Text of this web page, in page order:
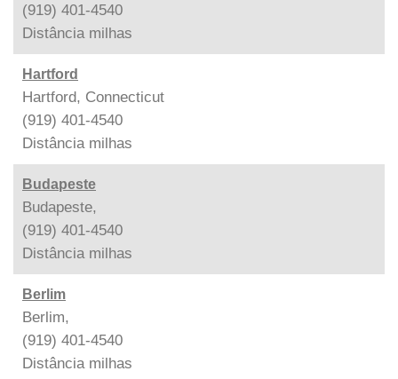
(919) 401-4540
Distância milhas
Hartford
Hartford, Connecticut
(919) 401-4540
Distância milhas
Budapeste
Budapeste,
(919) 401-4540
Distância milhas
Berlim
Berlim,
(919) 401-4540
Distância milhas